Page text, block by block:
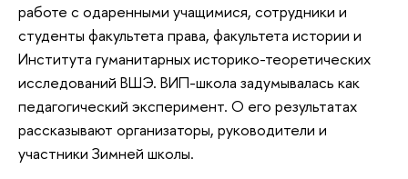
работе с одаренными учащимися, сотрудники и
студенты факультета права, факультета истории и
Института гуманитарных историко-теоретических
исследований ВШЭ. ВИП-школа задумывалась как
педагогический эксперимент. О его результатах
рассказывают организаторы, руководители и
участники Зимней школы.